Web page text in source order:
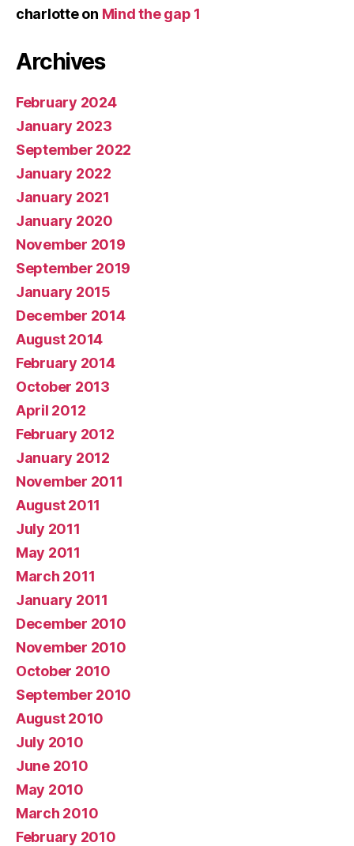
charlotteon Mind the gap 1
Archives
February 2024
January 2023
September 2022
January 2022
January 2021
January 2020
November 2019
September 2019
January 2015
December 2014
August 2014
February 2014
October 2013
April 2012
February 2012
January 2012
November 2011
August 2011
July 2011
May 2011
March 2011
January 2011
December 2010
November 2010
October 2010
September 2010
August 2010
July 2010
June 2010
May 2010
March 2010
February 2010